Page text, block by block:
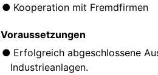
Kooperation mit Fremdfirmen
Voraussetzungen
Erfolgreich abgeschlossene
Industrieanlagen.